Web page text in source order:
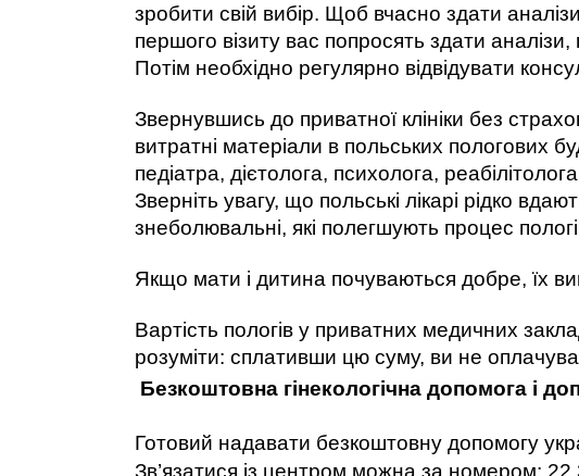
зробити свій вибір. Щоб вчасно здати
першого візиту вас попросять здати
Потім необхідно регулярно відвідувати
Звернувшись до приватної клініки без
витратні матеріали в польських пологових
педіатра, дієтолога, психолога,
Зверніть увагу, що польські лікарі рідко
знеболювальні, які полегшують процес
Якщо мати і дитина почуваються добре, їх
Вартість пологів у приватних медичних
розуміти: сплативши цю суму, ви не
Безкоштовна гінекологічна допомога і
Готовий надавати безкоштовну допомогу